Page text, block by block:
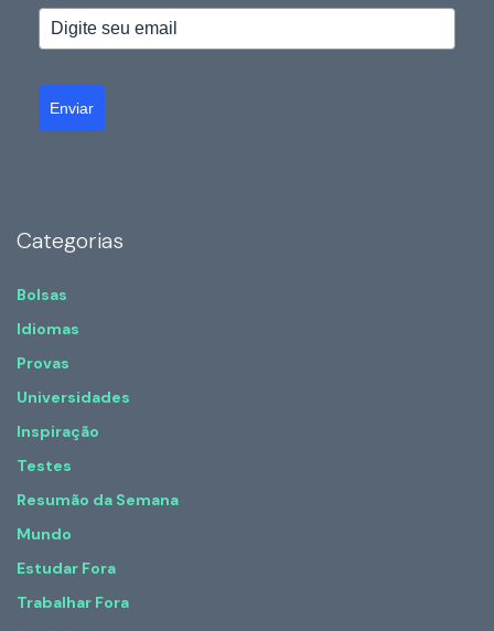
Enviar
Categorias
Bolsas
Idiomas
Provas
Universidades
Inspiração
Testes
Resumão da Semana
Mundo
Estudar Fora
Trabalhar Fora